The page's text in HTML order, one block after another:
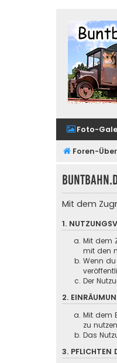
Foto-
Foren-
Mit dem
1.
Mit dem
mit den
Wenn
Der
2.
Mit dem
zu
Das
3. PFLICHTEN